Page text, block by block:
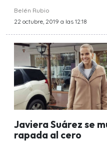
Belén Rubio
22 octubre, 2019 a las 12:18
Javiera Suárez se
rapada al cero